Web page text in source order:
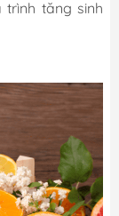
tăng sinh